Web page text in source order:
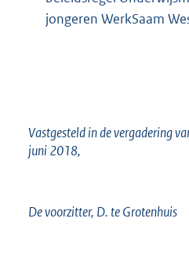
jongeren WerkSaam
Vastgesteld in de vergadering
juni 2018,
De voorzitter, D. te Grotenhuis